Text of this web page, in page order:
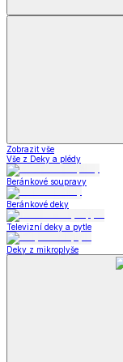
Zobrazit vše
Vše z Deky a plédy
Beránkové soupravy
Beránkové deky
Televizní deky a pytle
Deky z mikroplyše